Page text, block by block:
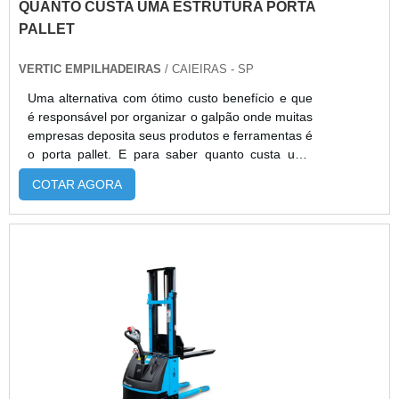
QUANTO CUSTA UMA ESTRUTURA PORTA
PALLET
VERTIC EMPILHADEIRAS / CAIEIRAS - SP
Uma alternativa com ótimo custo benefício e que
é responsável por organizar o galpão onde muitas
empresas deposita seus produtos e ferramentas é
o porta pallet. E para saber quanto custa uma
estrutura porta pallet é necessário que seja feita
uma ampla pesquisa de mercado. O porta pallet
maior para todos que frequentarem o local que
equipamento Grande durabilidade;Maior
sustentação; Baixo custo de manutenção.A
estrutura fornece apoio necessário para o
empilhamento de produtos em alturas maiores do
que seria possível se os pallets com produtos
fossem empilhados uns sobre os outros. E a
proteção dos produtos elimina as forças de
COTAR AGORA